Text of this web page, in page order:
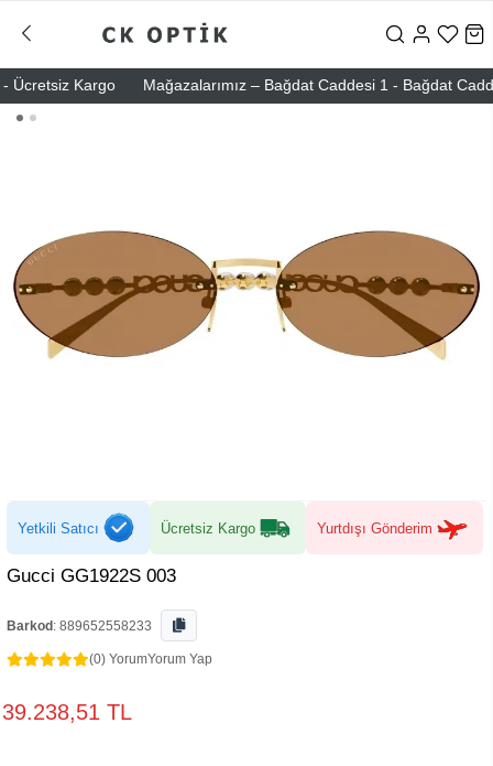
Kargo Mağazalarımız – Bağdat Caddesi 1 - Bağdat
Yetkili Satıcı Ücretsiz Kargo Yurtdışı Gönderim
Gucci GG1922S 003
Barkod : 889652558233
(0) YorumYorum Yap
39.238,51 TL